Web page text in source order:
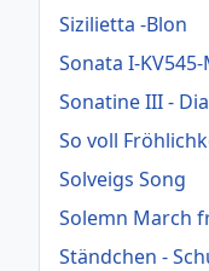
Sizilietta -Blon
Sonata I-
Sonatine III -
So voll
Solveigs Song
Solemn March
Ständchen -